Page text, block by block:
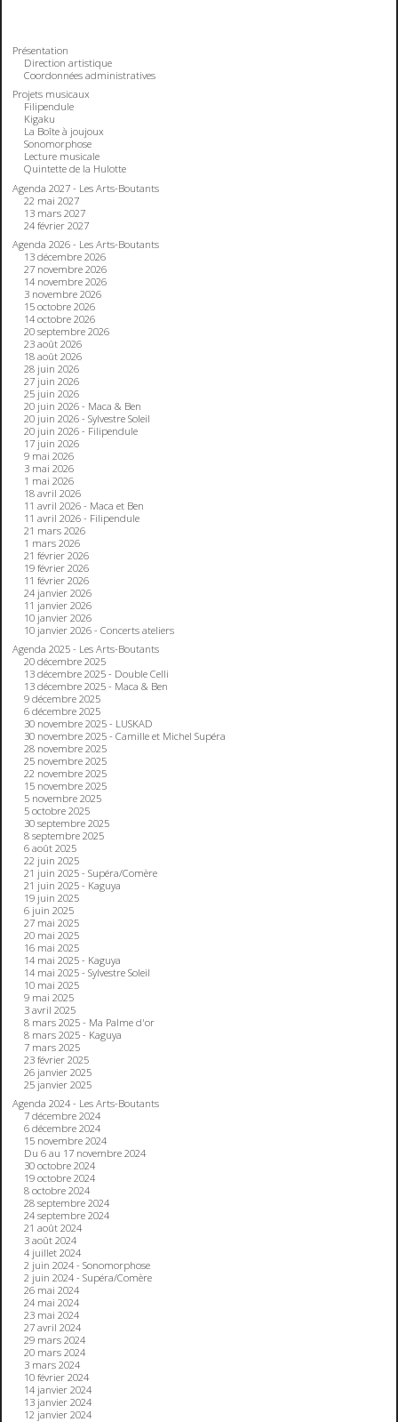
Présentation
Direction artistique
Coordonnées administratives
Projets musicaux
Filipendule
Kigaku
La Boîte à joujoux
Sonomorphose
Lecture musicale
Quintette de la Hulotte
Agenda 2027 - Les Arts-Boutants
22 mai 2027
13 mars 2027
24 février 2027
Agenda 2026 - Les Arts-Boutants
13 décembre 2026
27 novembre 2026
14 novembre 2026
3 novembre 2026
15 octobre 2026
14 octobre 2026
20 septembre 2026
23 août 2026
18 août 2026
28 juin 2026
27 juin 2026
25 juin 2026
20 juin 2026 - Maca & Ben
20 juin 2026 - Sylvestre Soleil
20 juin 2026 - Filipendule
17 juin 2026
9 mai 2026
3 mai 2026
1 mai 2026
18 avril 2026
11 avril 2026 - Maca et Ben
11 avril 2026 - Filipendule
21 mars 2026
1 mars 2026
21 février 2026
19 février 2026
11 février 2026
24 janvier 2026
11 janvier 2026
10 janvier 2026
10 janvier 2026 - Concerts ateliers
Agenda 2025 - Les Arts-Boutants
20 décembre 2025
13 décembre 2025 - Double Celli
13 décembre 2025 - Maca & Ben
9 décembre 2025
6 décembre 2025
30 novembre 2025 - LUSKAD
30 novembre 2025 - Camille et Michel Supéra
28 novembre 2025
25 novembre 2025
22 novembre 2025
15 novembre 2025
5 novembre 2025
5 octobre 2025
30 septembre 2025
8 septembre 2025
6 août 2025
22 juin 2025
21 juin 2025 - Supéra/Comère
21 juin 2025 - Kaguya
19 juin 2025
6 juin 2025
27 mai 2025
20 mai 2025
16 mai 2025
14 mai 2025 - Kaguya
14 mai 2025 - Sylvestre Soleil
10 mai 2025
9 mai 2025
3 avril 2025
8 mars 2025 - Ma Palme d'or
8 mars 2025 - Kaguya
7 mars 2025
23 février 2025
26 janvier 2025
25 janvier 2025
Agenda 2024 - Les Arts-Boutants
7 décembre 2024
6 décembre 2024
15 novembre 2024
Du 6 au 17 novembre 2024
30 octobre 2024
19 octobre 2024
8 octobre 2024
28 septembre 2024
24 septembre 2024
21 août 2024
3 août 2024
4 juillet 2024
2 juin 2024 - Sonomorphose
2 juin 2024 - Supéra/Comère
26 mai 2024
24 mai 2024
23 mai 2024
27 avril 2024
29 mars 2024
20 mars 2024
3 mars 2024
10 février 2024
14 janvier 2024
13 janvier 2024
12 janvier 2024